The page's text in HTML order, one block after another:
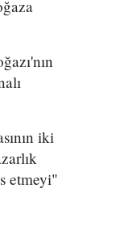
iki
etmeyi"